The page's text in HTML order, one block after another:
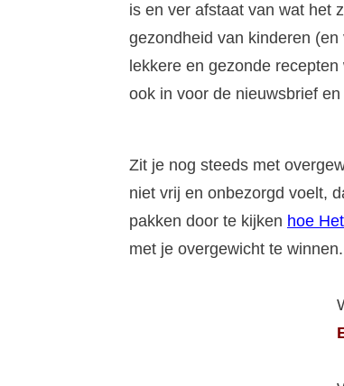
is en ver afstaat van wat het
gezondheid van kinderen
lekkere en gezonde
ook in voor de nieuwsbrief
Zit je nog steeds met
niet vrij en onbezorgd voelt,
pakken door te kijken hoe
met je overgewicht te winnen.